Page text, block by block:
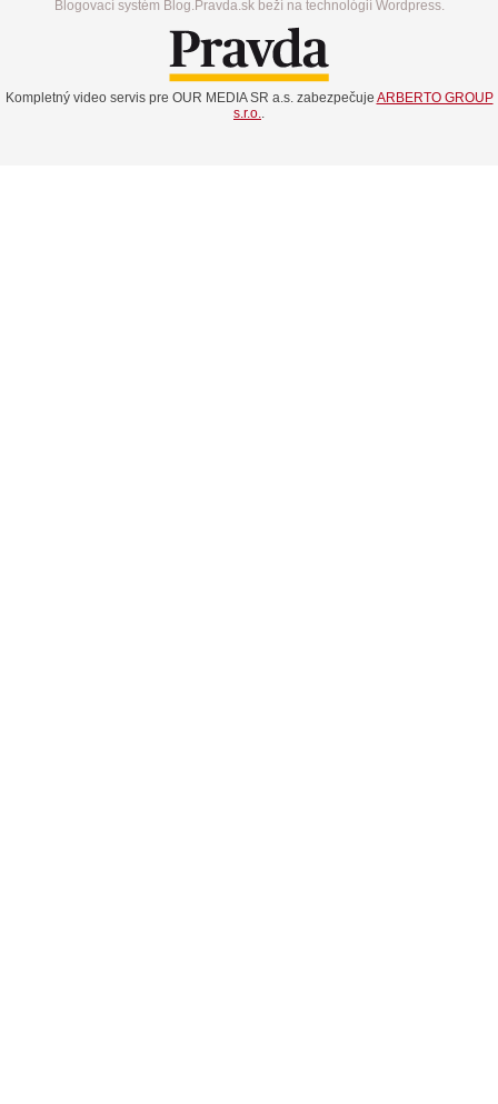
Blogovací systém Blog.Pravda.sk beží na technológií Wordpress.
Kompletný video servis pre OUR MEDIA SR a.s. zabezpečuje ARBERTO GROUP
s.r.o..